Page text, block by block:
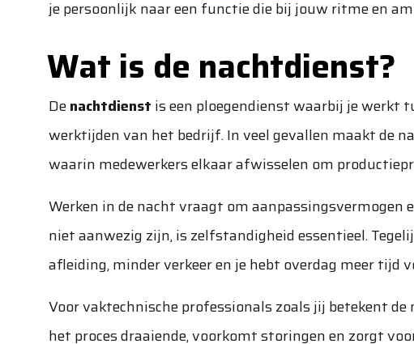
je persoonlijk naar een functie die bij jouw ritme en
Wat is de nachtdienst?
Denachtdienst is een ploegendienst waarbij je werkt
werktijden van het bedrijf. In veel gevallen maakt de
waarin medewerkers elkaar afwisselen om
Werken in de nacht vraagt om
niet aanwezig zijn, is zelfstandigheid essentieel.
afleiding, minder verkeer en je hebt overdag meer tijd
Voor vaktechnische professionals zoals jij betekent
het proces draaiende, voorkomt storingen en zorgt